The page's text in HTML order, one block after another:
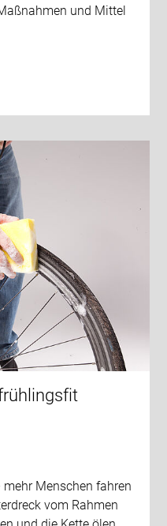
und Mittel
Menschen fahren
vom Rahmen